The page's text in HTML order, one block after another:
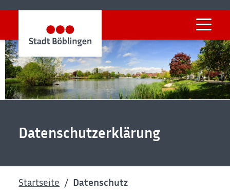
Datenschutzerklärung
Startseite Datenschutz